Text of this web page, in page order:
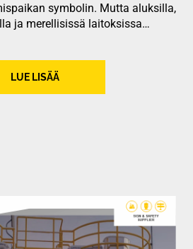
symbolin. Mutta aluksilla,
ja merellisissä laitoksissa…
LUE LISÄÄ